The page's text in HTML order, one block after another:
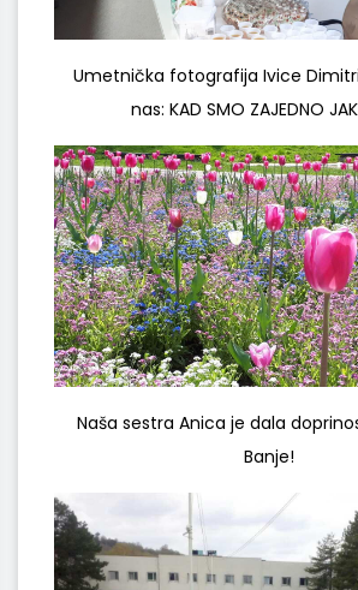
Umetnička fotografija Ivice
nas: KAD SMO ZAJEDNO
Naša sestra Anica je dala
Banje!